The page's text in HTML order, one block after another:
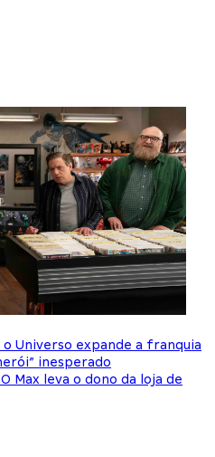
Universo expande a franquia
inesperado
Max leva o dono da loja de